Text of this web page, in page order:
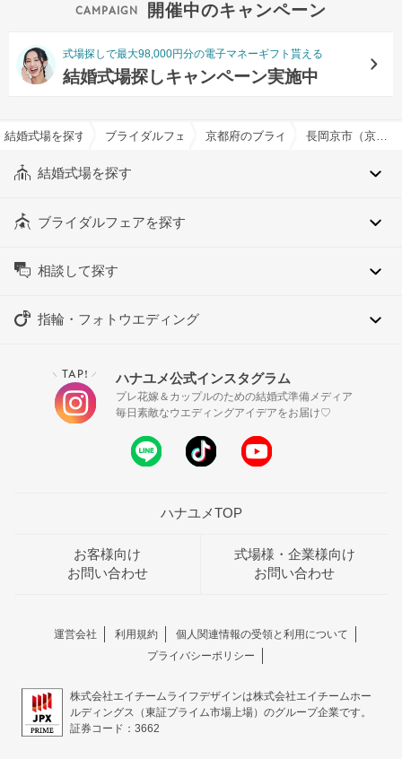
開催中のキャンペーン
式場探しで最大98,000円分の電子マネーギフト貰える
結婚式場探しキャンペーン実施中
結婚式場を探すならハナユメブライダルフェア検索京都府のブライダルフェア一覧 長岡京市（京都府）のブライダルフェア一覧
結婚式場を探す
ブライダルフェアを探す
相談して探す
指輪・フォトウエディング
＼ TAP! ／ ハナユメ公式インスタグラム
プレ花嫁＆カップルのための結婚式準備メディア
毎日素敵なウエディングアイデアをお届け♡
ハナユメTOP
お客様向け
お問い合わせ
式場様・企業様向け
お問い合わせ
運営会社 利用規約
個人関連情報の受領と利用について
プライバシーポリシー
株式会社エイチームライフデザインは株式会社エイチームホー
ルディングス（東証プライム市場上場）のグループ企業です。
証券コード：3662